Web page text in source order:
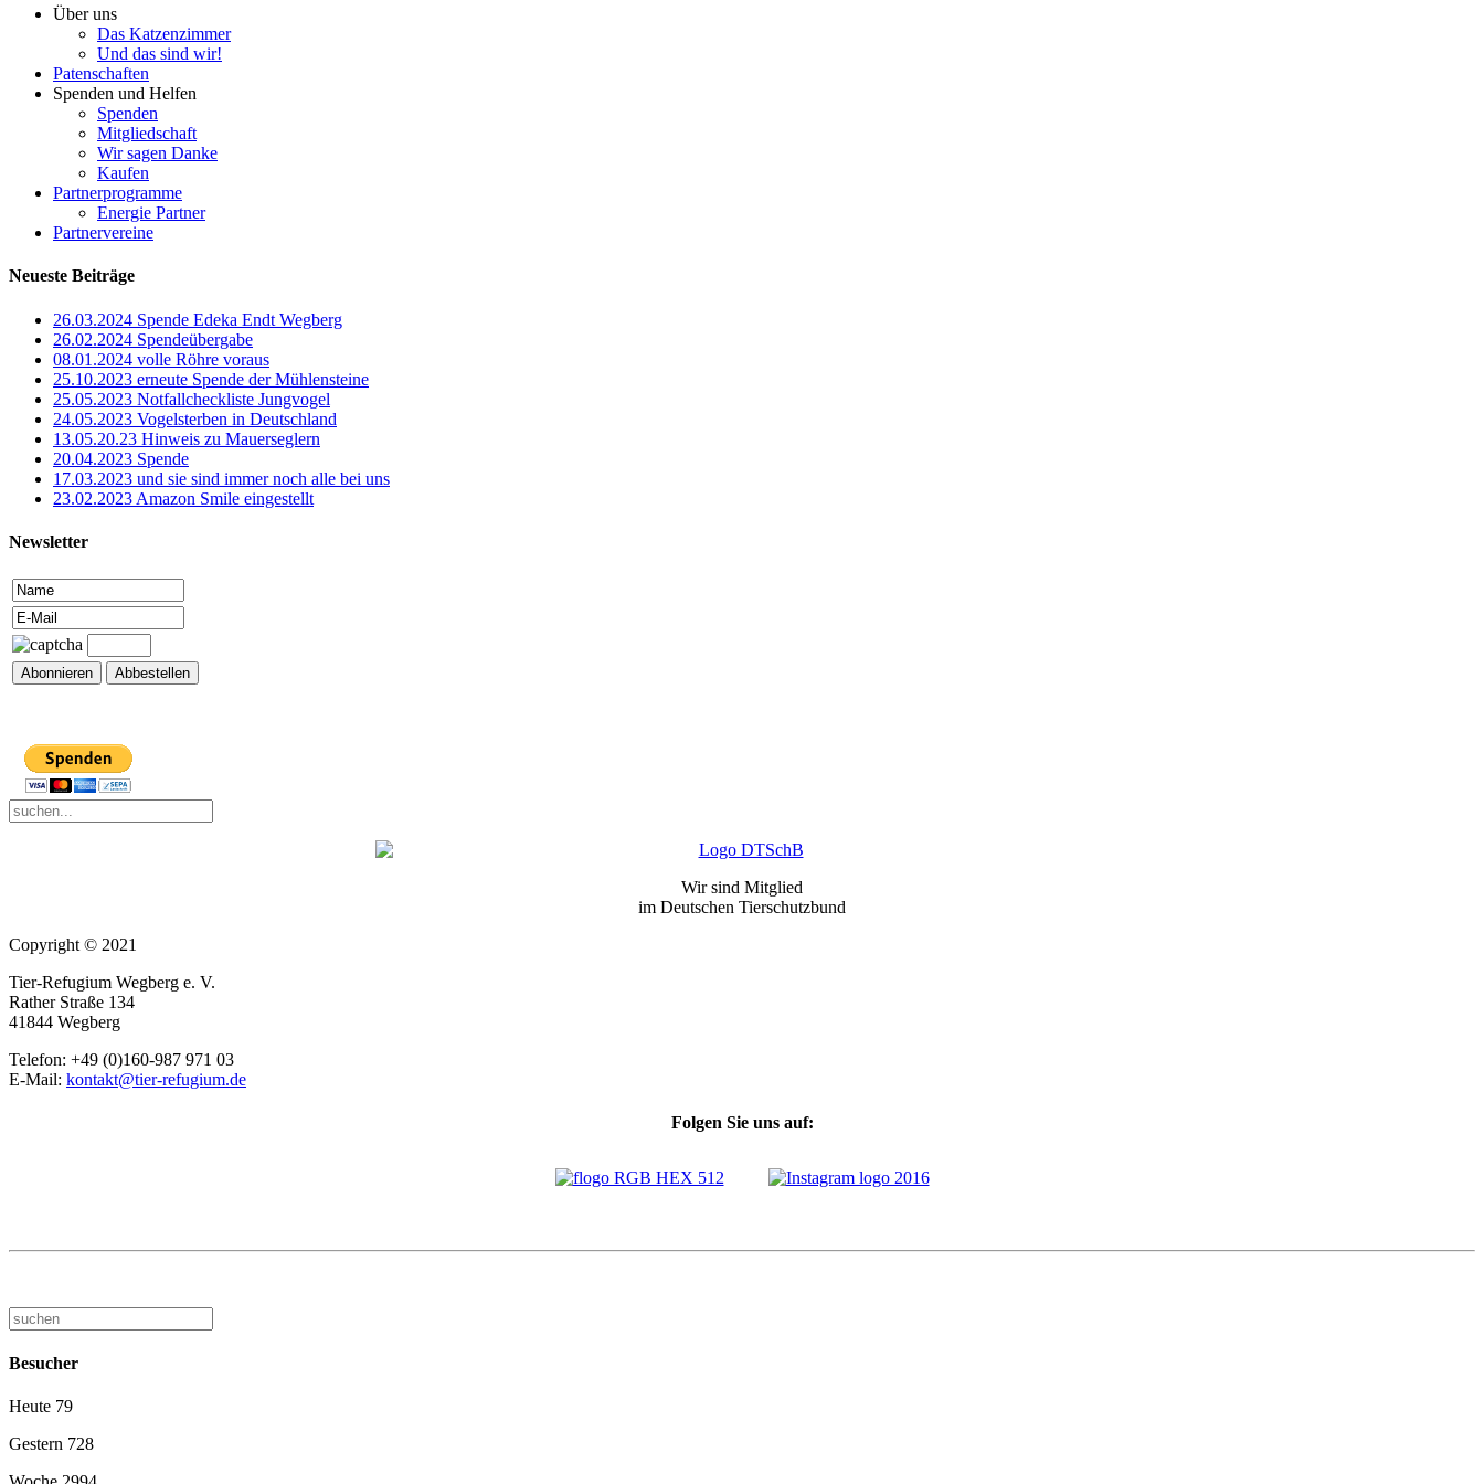
Über uns
Das Katzenzimmer
Und das sind wir!
Patenschaften
Spenden und Helfen
Spenden
Mitgliedschaft
Wir sagen Danke
Kaufen
Partnerprogramme
Energie Partner
Partnervereine
Neueste Beiträge
26.03.2024 Spende Edeka Endt Wegberg
26.02.2024 Spendeübergabe
08.01.2024 volle Röhre voraus
25.10.2023 erneute Spende der Mühlensteine
25.05.2023 Notfallcheckliste Jungvogel
24.05.2023 Vogelsterben in Deutschland
13.05.20.23 Hinweis zu Mauerseglern
20.04.2023 Spende
17.03.2023 und sie sind immer noch alle bei uns
23.02.2023 Amazon Smile eingestellt
Newsletter
Wir sind Mitglied
im Deutschen Tierschutzbund
Copyright © 2021
Tier-Refugium Wegberg e. V.
Rather Straße 134
41844 Wegberg
Telefon: +49 (0)160-987 971 03
E-Mail: kontakt@tier-refugium.de
Folgen Sie uns auf:
Besucher
Heute 79
Gestern 728